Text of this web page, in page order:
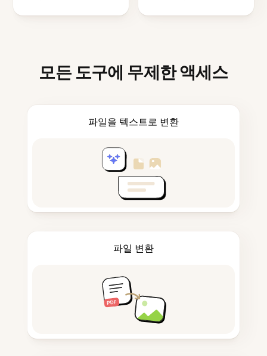
모든 도구에 무제한 액세스
파일을 텍스트로 변환
파일 변환